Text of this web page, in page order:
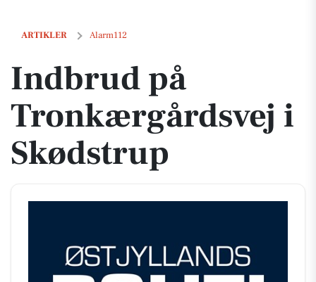
ARTIKLER Alarm112
Indbrud på Tronkærgårdsvej i Skødstrup
Indbrud på
Tronkærgårdsvej i
Skødstrup